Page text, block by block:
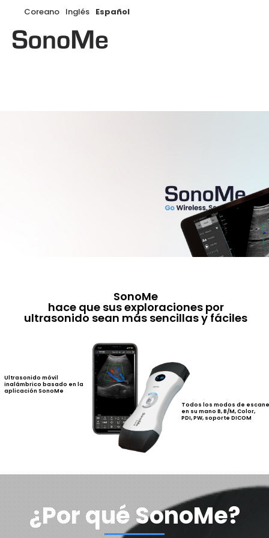
Coreano Inglés Español
Ultrasonido móvil
inalámbrico basado en la
aplicación SonoMe
Todos los modos de
en su mano B, B/M, Color,
PDI, PW, soporte DICOM
SonoMe
hace que sus exploraciones por
ultrasonido sean más sencillas y fáciles
¿Por qué SonoMe?